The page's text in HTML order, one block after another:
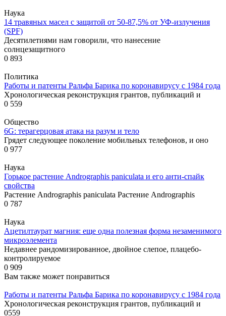
Наука
14 травяных масел с защитой от 50-87,5% от УФ-излучения
(SPF)
Десятилетиями нам говорили, что нанесение
солнцезащитного
0 893
Политика
Работы и патенты Ральфа Барика по коронавирусу с 1984 года
Хронологическая реконструкция грантов, публикаций и
0 559
Общество
6G: терагерцовая атака на разум и тело
Грядет следующее поколение мобильных телефонов, и оно
0 977
Наука
Горькое растение Andrographis paniculata и его анти-спайк
свойства
Растение Andrographis paniculata Растение Andrographis
0 787
Наука
Ацетилтаурат магния: еще одна полезная форма незаменимого
микроэлемента
Недавнее рандомизированное, двойное слепое, плацебо-
контролируемое
0 909
Вам также может понравиться
Работы и патенты Ральфа Барика по коронавирусу с 1984 года
Хронологическая реконструкция грантов, публикаций и
0559